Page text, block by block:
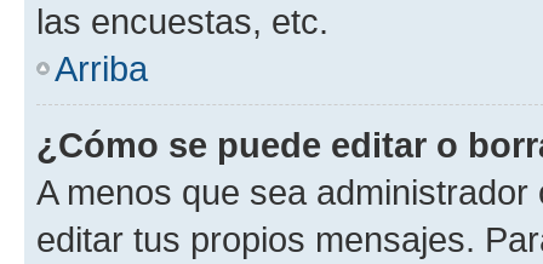
las encuestas, etc.
Arriba
¿Cómo se puede editar o
A menos que sea
editar tus propios mensajes.